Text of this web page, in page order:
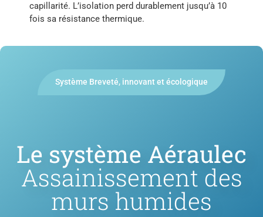
capillarité. L’isolation perd durablement jusqu’à 10
fois sa résistance thermique.
Système Breveté, innovant et écologique
Le système Aéraulec
Assainissement des
murs humides